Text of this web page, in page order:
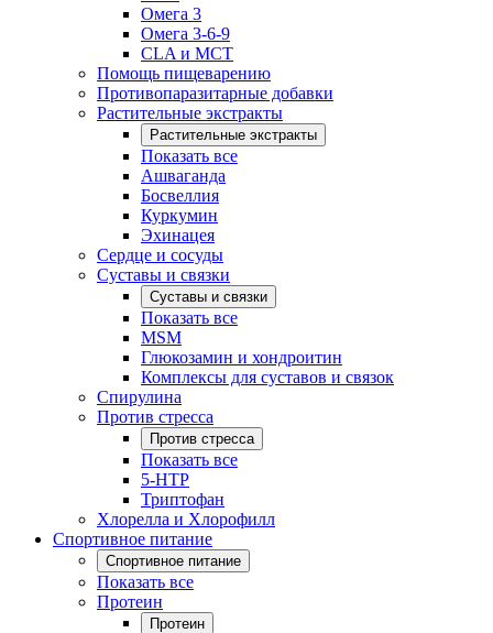
Омега 3
Омега 3-6-9
CLA и MCT
Помощь пищеварению
Противопаразитарные добавки
Растительные экстракты
Растительные экстракты
Показать все
Ашваганда
Босвеллия
Куркумин
Эхинацея
Сердце и сосуды
Суставы и связки
Суставы и связки
Показать все
MSM
Глюкозамин и хондроитин
Комплексы для суставов и связок
Спирулина
Против стресса
Против стресса
Показать все
5-HTP
Триптофан
Хлорелла и Хлорофилл
Спортивное питание
Спортивное питание
Показать все
Протеин
Протеин